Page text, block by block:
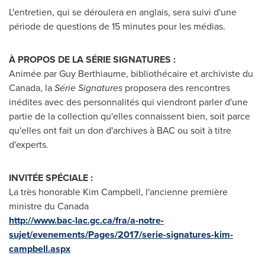
L'entretien, qui se déroulera en anglais, sera suivi d'une
période de questions de 15 minutes pour les médias.
À PROPOS DE LA SÉRIE SIGNATURES :
Animée parGuy Berthiaume, bibliothécaire et archiviste du
Canada, laSérie Signatures proposera des rencontres
inédites avec des personnalités qui viendront parler d'une
partie de la collection qu'elles connaissent bien, soit parce
qu'elles ont fait un don d'archives à BAC ou soit à titre
d'experts.
INVITÉE SPÉCIALE :
La très honorable Kim Campbell, l'ancienne première
ministre du Canada
http://www.bac-lac.gc.ca/fra/a-notre-
sujet/evenements/Pages/2017/serie-signatures-kim-
campbell.aspx